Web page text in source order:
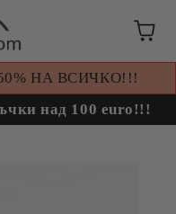
НА ВСИЧКО!!!
над 100 euro!!!